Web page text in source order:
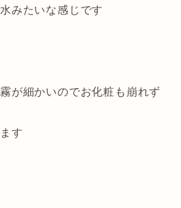
みたいな感じです
が細かいのでお化粧も崩れず
す